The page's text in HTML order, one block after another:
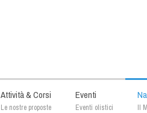
Attività & Corsi
Le nostre proposte
Eventi
Eventi olistici Il